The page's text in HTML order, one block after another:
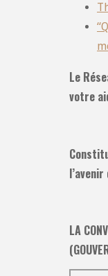
Le
votre
l’avenir
LA